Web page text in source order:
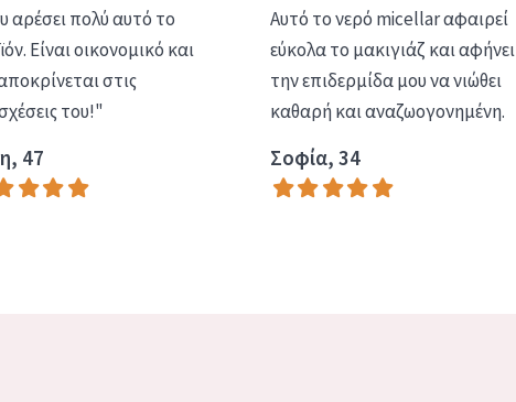
αρέσει πολύ αυτό το
Είναι οικονομικό και
στις
του!"
47
Αυτό το νερό micellar αφαιρεί
εύκολα το μακιγιάζ και αφήνει
την επιδερμίδα μου να νιώθει
καθαρή και αναζωογονημένη.
Σοφία, 34